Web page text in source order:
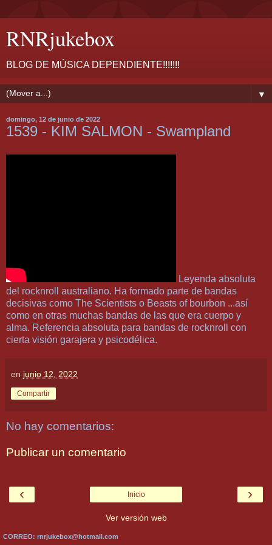
RNRjukebox
BLOG DE MÚSICA DEPENDIENTE!!!!!!!
▼
domingo, 12 de junio de 2022
1539 - KIM SALMON - Swampland
Leyenda absoluta
del rocknroll australiano. Ha formado parte de bandas
decisivas como The Scientists o Beasts of bourbon ...así
como en otras muchas bandas de las que era cuerpo y
alma. Referencia absoluta para bandas de rocknroll con
cierta visión garajera y psicodélica.
en junio 12, 2022
Compartir
No hay comentarios:
Publicar un comentario
‹ ›
Inicio
Ver versión web
CORREO: rnrjukebox@hotmail.com